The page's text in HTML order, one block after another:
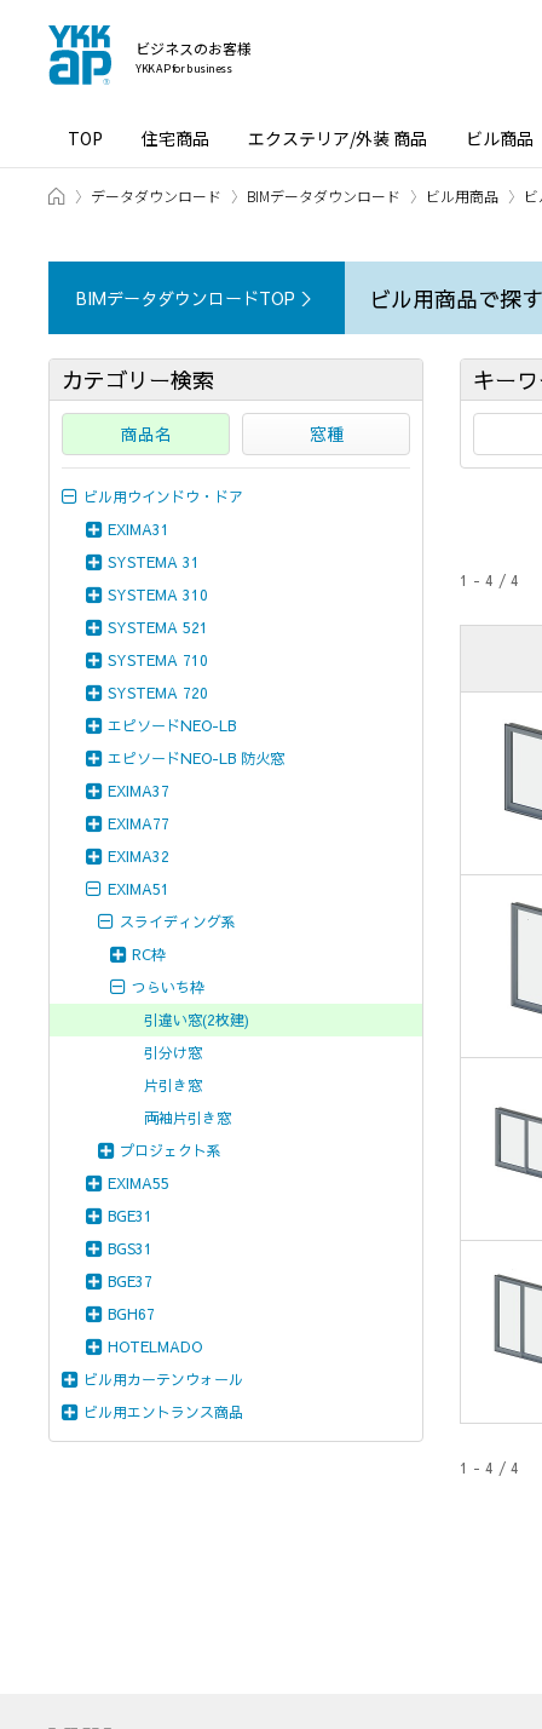
ビジネスのお客様
YKK AP for business
TOP 住宅商品 エクステリア/外装 商品 ビル商品
ホーム データダウンロード BIMデータダウンロード ビル用商品
BIMデータダウンロードTOP ＞ ビル用商品で探す
カテゴリー検索
商品名 窓種
ビル用ウインドウ・ドア
EXIMA31
SYSTEMA 31
SYSTEMA 310
SYSTEMA 521
SYSTEMA 710
SYSTEMA 720
エピソードNEO-LB
エピソードNEO-LB 防火窓
EXIMA37
EXIMA77
EXIMA32
EXIMA51
スライディング系
RC枠
つらいち枠
引違い窓(2枚建)
引分け窓
片引き窓
両袖片引き窓
プロジェクト系
EXIMA55
BGE31
BGS31
BGE37
BGH67
HOTELMADO
ビル用カーテンウォール
ビル用エントランス商品
キー
1 - 4 / 4
1 - 4 / 4